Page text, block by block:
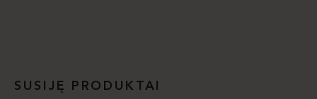
SUSIJĘ PRODUKTAI